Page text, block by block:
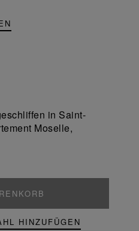
in Saint-
Moselle,
HINZUFÜGEN